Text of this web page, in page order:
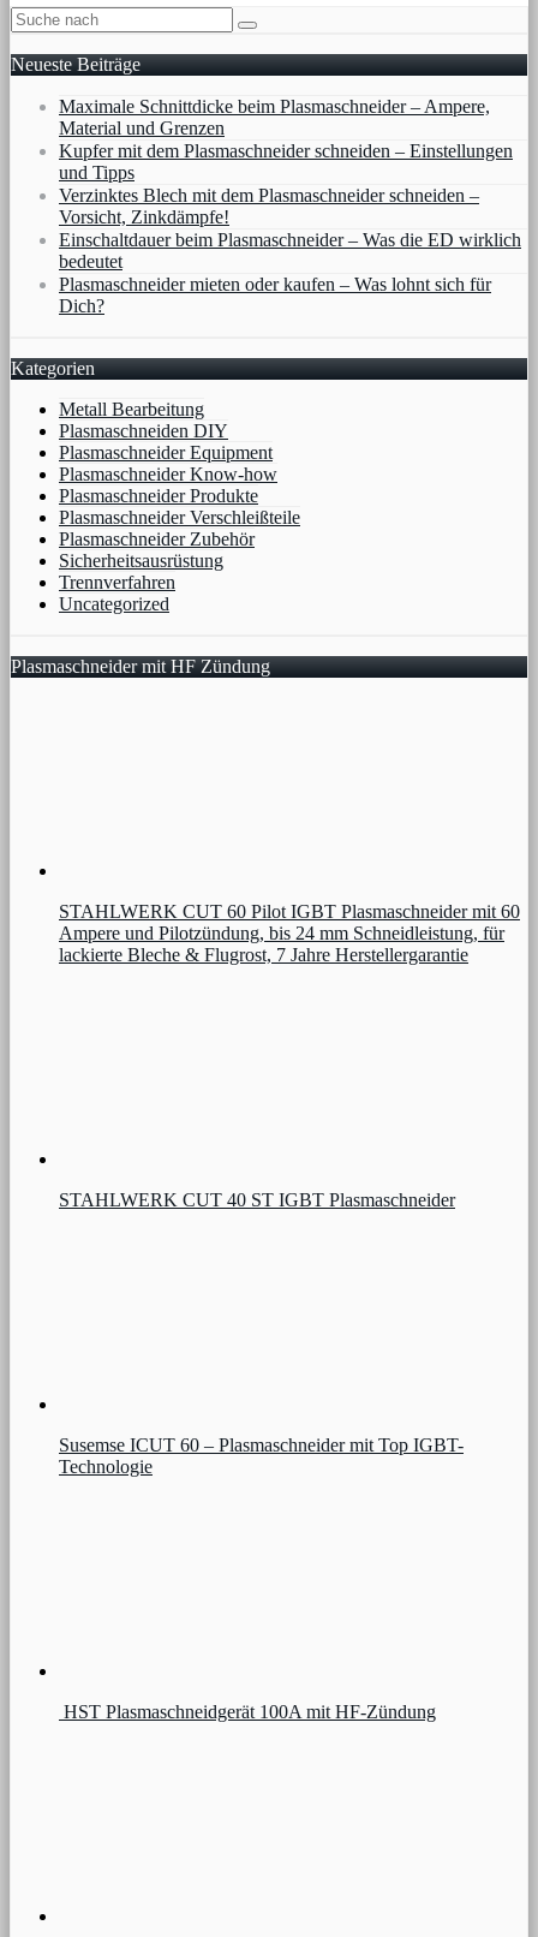
Neueste Beiträge
Maximale Schnittdicke beim Plasmaschneider – Ampere,
Material und Grenzen
Kupfer mit dem Plasmaschneider schneiden – Einstellungen
und Tipps
Verzinktes Blech mit dem Plasmaschneider schneiden –
Vorsicht, Zinkdämpfe!
Einschaltdauer beim Plasmaschneider – Was die ED wirklich
bedeutet
Plasmaschneider mieten oder kaufen – Was lohnt sich für
Dich?
Kategorien
Metall Bearbeitung
Plasmaschneiden DIY
Plasmaschneider Equipment
Plasmaschneider Know-how
Plasmaschneider Produkte
Plasmaschneider Verschleißteile
Plasmaschneider Zubehör
Sicherheitsausrüstung
Trennverfahren
Uncategorized
Plasmaschneider mit HF Zündung
STAHLWERK CUT 60 Pilot IGBT Plasmaschneider mit 60
Ampere und Pilotzündung, bis 24 mm Schneidleistung, für
lackierte Bleche & Flugrost, 7 Jahre Herstellergarantie
STAHLWERK CUT 40 ST IGBT Plasmaschneider
Susemse ICUT 60 – Plasmaschneider mit Top IGBT-
Technologie
HST Plasmaschneidgerät 100A mit HF-Zündung